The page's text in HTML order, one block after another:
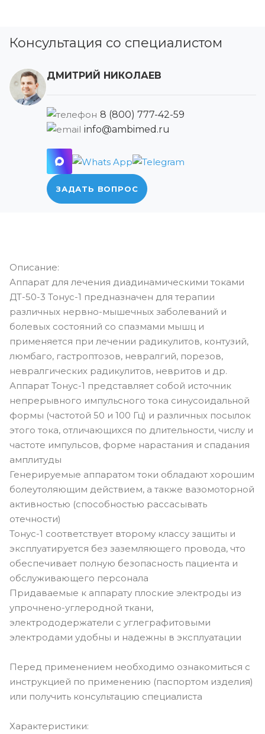
Консультация со специалистом
ДМИТРИЙ НИКОЛАЕВ
8 (800) 777-42-59
info@ambimed.ru
ЗАДАТЬ ВОПРОС
Описание:
Аппарат для лечения диадинамическими токами
ДТ-50-3 Тонус-1 предназначен для терапии
различных нервно-мышечных заболеваний и
болевых состояний со спазмами мышц и
применяется при лечении радикулитов, контузий,
люмбаго, гастроптозов, невралгий, порезов,
невралгических радикулитов, невритов и др.
Аппарат Тонус-1 представляет собой источник
непрерывного импульсного тока синусоидальной
формы (частотой 50 и 100 Гц) и различных посылок
этого тока, отличающихся по длительности, числу и
частоте импульсов, форме нарастания и спадания
амплитуды
Генерируемые аппаратом токи обладают хорошим
болеутоляющим действием, а также вазомоторной
активностью (способностью рассасывать
отечности)
Тонус-1 соответствует второму классу защиты и
эксплуатируется без заземляющего провода, что
обеспечивает полную безопасность пациента и
обслуживающего персонала
Придаваемые к аппарату плоские электроды из
упрочнено-углеродной ткани,
электрододержатели с углеграфитовыми
электродами удобны и надежны в эксплуатации
Перед применением необходимо ознакомиться с
инструкцией по применению (паспортом изделия)
или получить консультацию специалиста
Характеристики: